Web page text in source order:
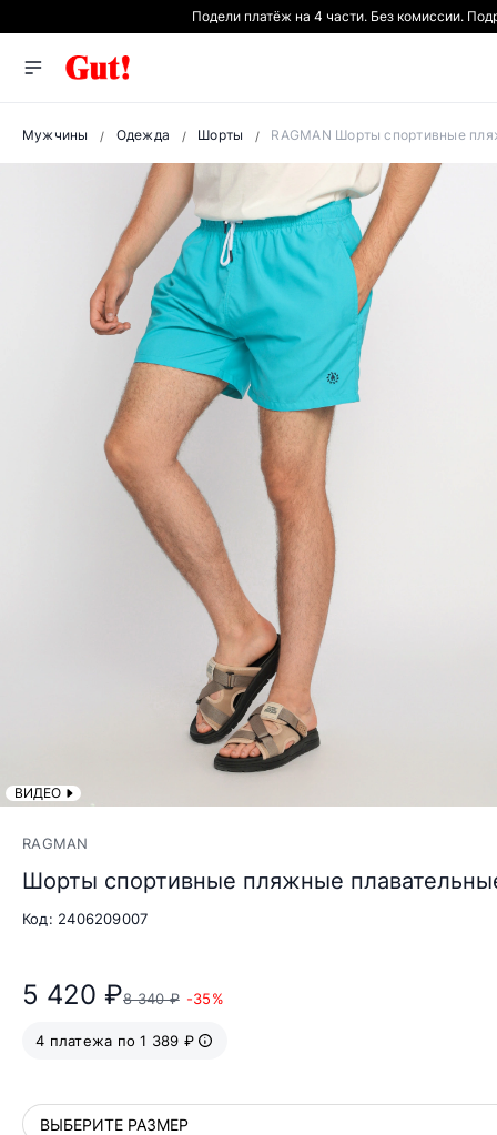
Подели платёж на 4 части. Без комиссии.
Мужчины Одежда Шорты RAGMAN Шорты спортивные
ВИДЕО
RAGMAN
Шорты спортивные пляжные
Код: 2406209007
5 420 ₽8 340 ₽ -35%
4 платежа по 1 389 ₽
ВЫБЕРИТЕ РАЗМЕР